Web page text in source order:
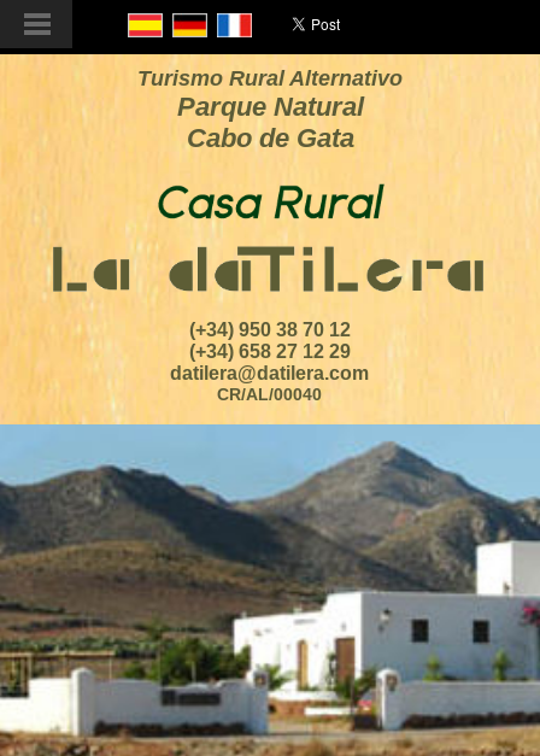
Turismo Rural Alternativo
Parque Natural
Cabo de Gata
(+34) 950 38 70 12
(+34) 658 27 12 29
datilera@datilera.com
CR/AL/00040